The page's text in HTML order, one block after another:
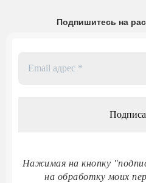
Подпишитесь на
Нажимая на кнопку
на обработку моих